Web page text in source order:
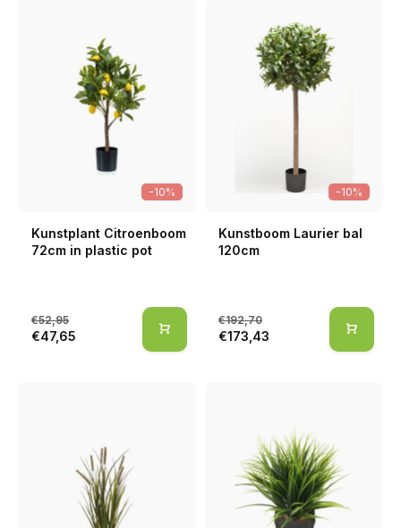
-10%
Kunstplant Citroenboom
72cm in plastic pot
€52,95
€47,65
-10%
Kunstboom Laurier bal
120cm
€192,70
€173,43